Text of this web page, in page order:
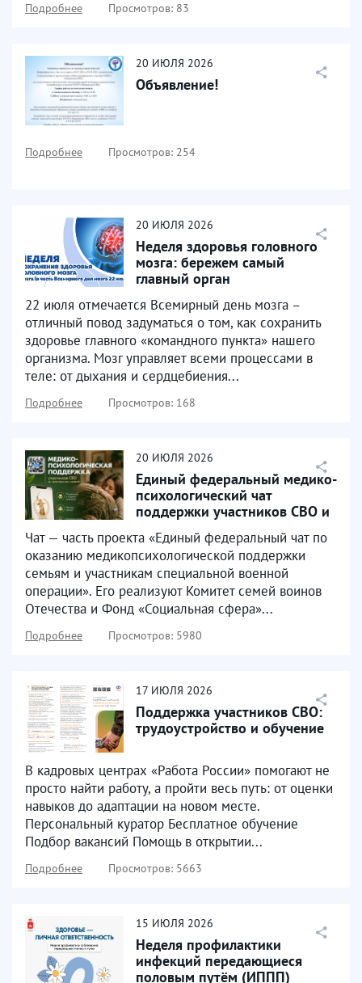
Подробнее Просмотров: 83
20 ИЮЛЯ 2026
Объявление!
Подробнее Просмотров: 254
20 ИЮЛЯ 2026
Неделя здоровья головного
мозга: бережем самый
главный орган
22 июля отмечается Всемирный день мозга –
отличный повод задуматься о том, как сохранить
здоровье главного «командного пункта» нашего
организма. Мозг управляет всеми процессами в
теле: от дыхания и сердцебиения...
Подробнее Просмотров: 168
20 ИЮЛЯ 2026
Единый федеральный медико-
психологический чат
поддержки участников СВО и
Чат — часть проекта «Единый федеральный чат по
оказанию медикопсихологической поддержки
семьям и участникам специальной военной
операции». Его реализуют Комитет семей воинов
Отечества и Фонд «Социальная сфера»...
Подробнее Просмотров: 5980
17 ИЮЛЯ 2026
Поддержка участников СВО:
трудоустройство и обучение
В кадровых центрах «Работа России» помогают не
просто найти работу, а пройти весь путь: от оценки
навыков до адаптации на новом месте.
Персональный куратор Бесплатное обучение
Подбор вакансий Помощь в открытии...
Подробнее Просмотров: 5663
15 ИЮЛЯ 2026
Неделя профилактики
инфекций передающиеся
половым путём (ИППП)